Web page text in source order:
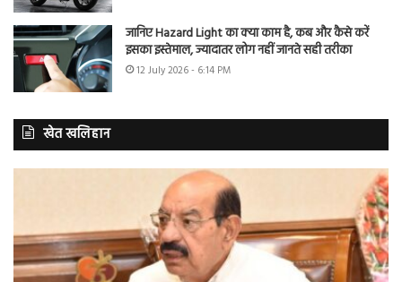
जानिए Hazard Light का क्या काम है, कब और कैसे करें
इसका इस्तेमाल, ज्यादातर लोग नहीं जानते सही तरीका
12 July 2026 - 6:14 PM
खेत खलिहान